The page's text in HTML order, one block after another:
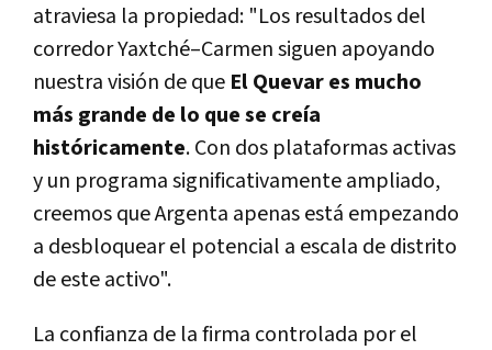
atraviesa la propiedad: "Los resultados del
corredor Yaxtché–Carmen siguen apoyando
nuestra visión de que El Quevar es mucho
más grande de lo que se creía
históricamente. Con dos plataformas activas
y un programa significativamente ampliado,
creemos que Argenta apenas está empezando
a desbloquear el potencial a escala de distrito
de este activo".
La confianza de la firma controlada por el